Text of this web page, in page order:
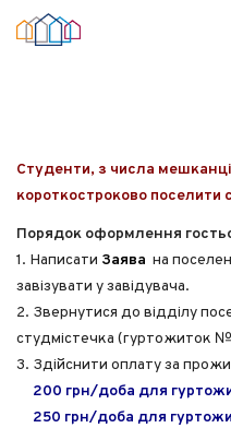
ПОСЕЛЕННЯ ГОСТЕЙ
ГУРТОЖИТКИ
ГУРТОЖИТОК №3
ГУРТОЖИТОК №4
ГУРТОЖИТОК №6
ГУРТОЖИТОК №7
Студенти, з числа
короткостроково поселити
Порядок оформлення
1. Написати Заява на
завізувати у завідувача.
2. Звернутися до відділу
студмістечка (гуртожиток
3. Здійснити оплату за
200 грн/доба для
250 грн/доба для